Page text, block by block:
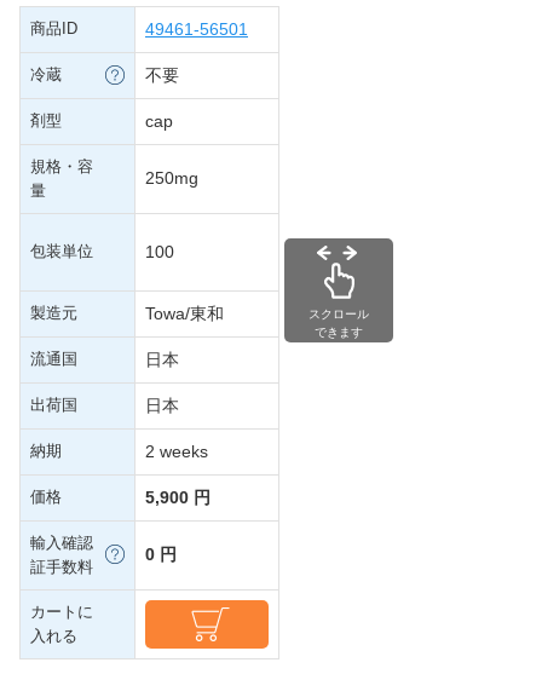
商品ID 49461-56501
冷蔵 不要
剤型 cap
規格・容
量
250mg
包装単位 100
製造元 Towa/東和
流通国 日本
出荷国 日本
納期 2 weeks
価格 5,900 円
輸入確認
証手数料
0 円
カートに
入れる
スクロール
できます